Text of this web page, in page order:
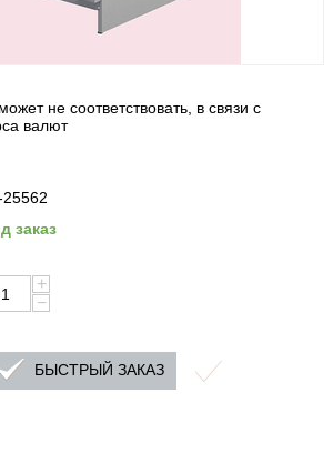
не соответствовать, в связи с
валют
25562
заказ
+
−
БЫСТРЫЙ ЗАКАЗ